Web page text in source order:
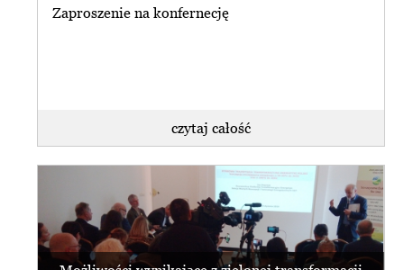
Zaproszenie na konfernecję
czytaj całość